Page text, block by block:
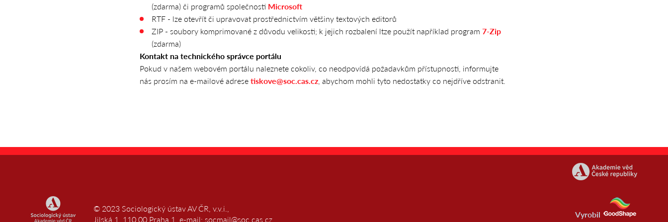
(zdarma) či programů společnosti Microsoft
RTF - lze otevřít či upravovat prostřednictvím většiny textových editorů
ZIP - soubory komprimované z důvodu velikosti; k jejich rozbalení ltze použít například program7-Zip
(zdarma)
Kontakt na technického správce portálu
Pokud v našem webovém portálu naleznete cokoliv, co neodpovídá požadavkům přístupnosti, informujte
nás prosím na e-mailové adresetiskove@soc.cas.cz, abychom mohli tyto nedostatky co nejdříve odstranit.
© 2023 Sociologický ústav AV ČR, v.v.i.,
Jilská 1, 110 00 Praha 1, e-mail: socmail@soc.cas.cz
Vyrobil